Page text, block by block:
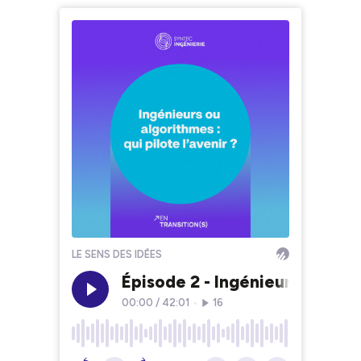
LE SENS DES IDÉES
Épisode 2 - Ingénieurs ou
00:00 / 42:01 16